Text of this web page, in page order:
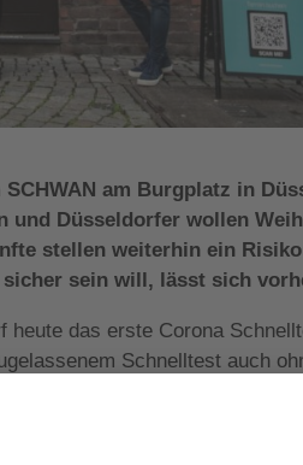
am Burgplatz in
und Düsseldorfer wollen
stellen weiterhin ein Risiko
sein will, lässt sich
das erste Corona
Schnelltest auch
wird ein Antigen-
Schulen,
„Siemens Healthineers“ liefert